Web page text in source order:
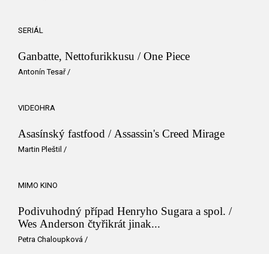
SERIÁL
Ganbatte, Nettofurikkusu / One Piece
Antonín Tesař/
VIDEOHRA
Asasínský fastfood / Assassin's Creed Mirage
Martin Pleštil /
MIMO KINO
Podivuhodný případ Henryho Sugara a spol. /
Wes Anderson čtyřikrát jinak...
Petra Chaloupková /